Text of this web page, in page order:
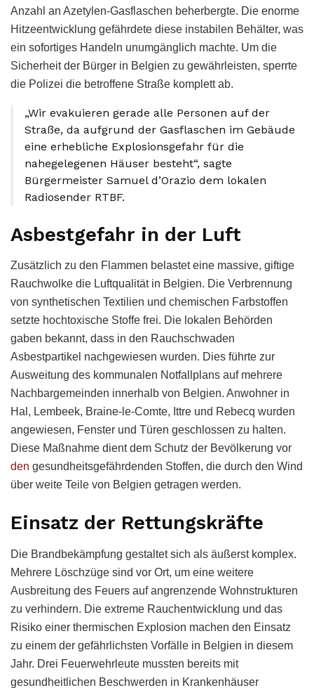
Anzahl an Azetylen-Gasflaschen beherbergte. Die enorme
Hitzeentwicklung gefährdete diese instabilen Behälter, was
ein sofortiges Handeln unumgänglich machte. Um die
Sicherheit der Bürger in Belgien zu gewährleisten, sperrte
die Polizei die betroffene Straße komplett ab.
„Wir evakuieren gerade alle Personen auf der
Straße, da aufgrund der Gasflaschen im Gebäude
eine erhebliche Explosionsgefahr für die
nahegelegenen Häuser besteht“, sagte
Bürgermeister Samuel d’Orazio dem lokalen
Radiosender RTBF.
Asbestgefahr in der Luft
Zusätzlich zu den Flammen belastet eine massive, giftige
Rauchwolke die Luftqualität in Belgien. Die Verbrennung
von synthetischen Textilien und chemischen Farbstoffen
setzte hochtoxische Stoffe frei. Die lokalen Behörden
gaben bekannt, dass in den Rauchschwaden
Asbestpartikel nachgewiesen wurden. Dies führte zur
Ausweitung des kommunalen Notfallplans auf mehrere
Nachbargemeinden innerhalb von Belgien. Anwohner in
Hal, Lembeek, Braine-le-Comte, Ittre und Rebecq wurden
angewiesen, Fenster und Türen geschlossen zu halten.
Diese Maßnahme dient dem Schutz der Bevölkerung vor
den gesundheitsgefährdenden Stoffen, die durch den Wind
über weite Teile von Belgien getragen werden.
Einsatz der Rettungskräfte
Die Brandbekämpfung gestaltet sich als äußerst komplex.
Mehrere Löschzüge sind vor Ort, um eine weitere
Ausbreitung des Feuers auf angrenzende Wohnstrukturen
zu verhindern. Die extreme Rauchentwicklung und das
Risiko einer thermischen Explosion machen den Einsatz
zu einem der gefährlichsten Vorfälle in Belgien in diesem
Jahr. Drei Feuerwehrleute mussten bereits mit
gesundheitlichen Beschwerden in Krankenhäuser